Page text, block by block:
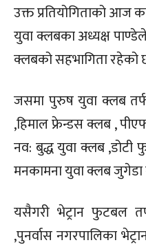
उक्त प्रतियोगिताको आज
युवा क्लबका अध्यक्ष पाण्डेले
क्लबको सहभागिता रहेको
जसमा पुरुष युवा क्लब
,हिमाल फ्रेन्डस क्लब ,
नव: बुद्ध युवा क्लब ,डोटी
मनकामना युवा क्लब
यसैगरी भेट्रान फुटबल
,पुनर्वास नगरपालिका